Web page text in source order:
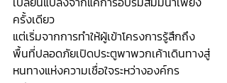
ครั้งเดียว
แต่เริ่มจากการทำให้ผู้เข้าโครงการรู้สึกถึง
พื้นที่ปลอดภัยเปิดประตูพาพวกเค้าเดินทางสู่
หนทางแห่งความเชื่อใจระหว่างองค์กร